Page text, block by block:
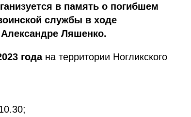
в память о погибшем
службы в ходе
Ляшенко.
года на территории Ногликского